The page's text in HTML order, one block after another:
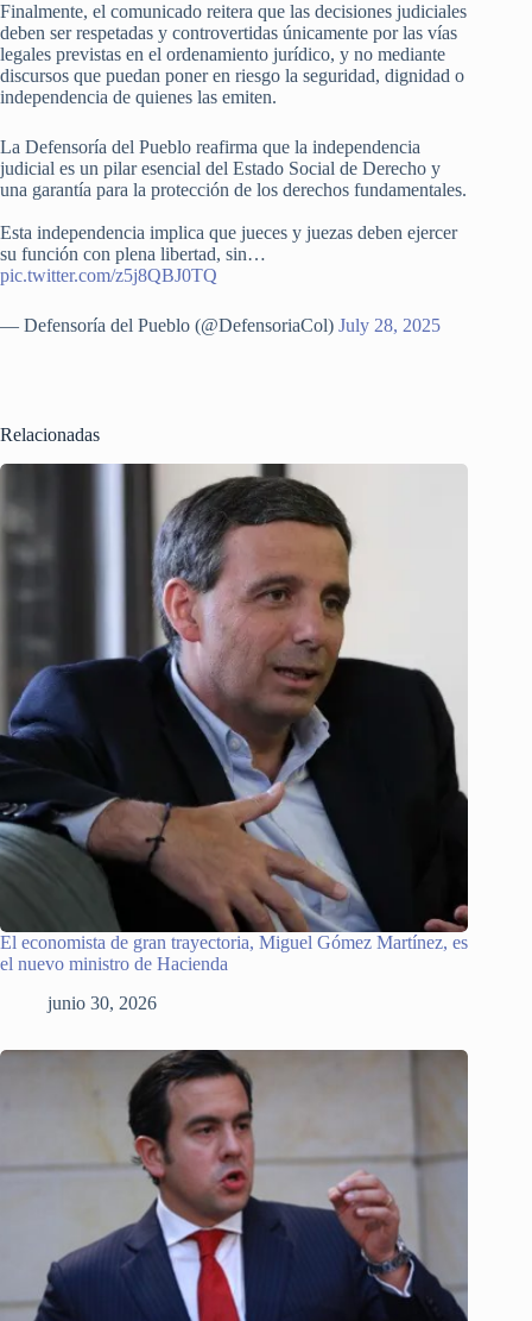
Finalmente, el comunicado reitera que las decisiones judiciales
deben ser respetadas y controvertidas únicamente por las vías
legales previstas en el ordenamiento jurídico, y no mediante
discursos que puedan poner en riesgo la seguridad, dignidad o
independencia de quienes las emiten.
La Defensoría del Pueblo reafirma que la independencia
judicial es un pilar esencial del Estado Social de Derecho y
una garantía para la protección de los derechos fundamentales.
Esta independencia implica que jueces y juezas deben ejercer
su función con plena libertad, sin…
pic.twitter.com/z5j8QBJ0TQ
— Defensoría del Pueblo (@DefensoriaCol) July 28, 2025
Relacionadas
El economista de gran trayectoria, Miguel Gómez Martínez, es
el nuevo ministro de Hacienda
junio 30, 2026